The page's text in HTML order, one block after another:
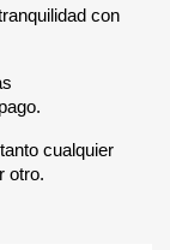
con
cualquier
otro.